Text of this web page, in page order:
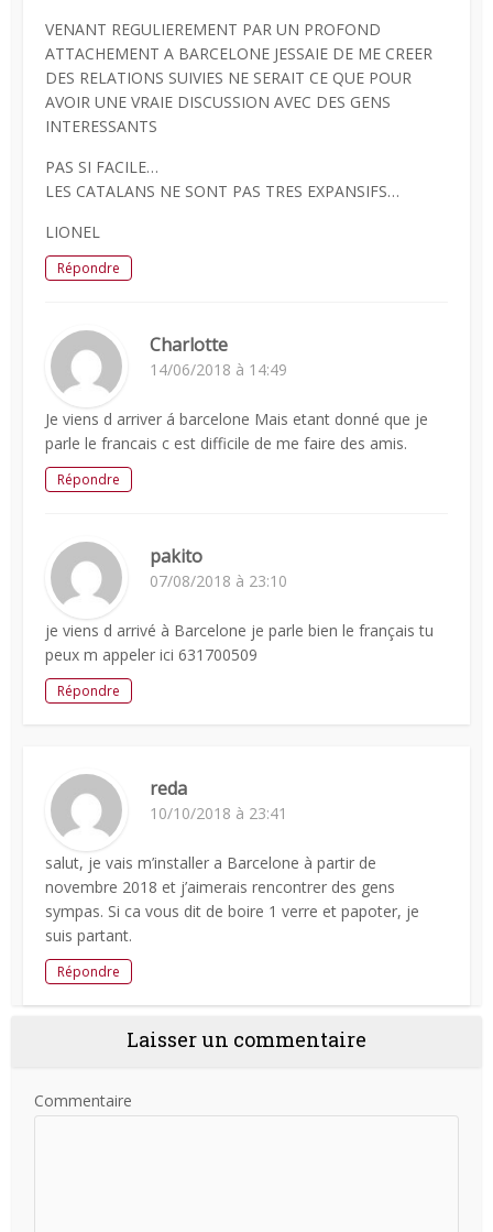
VENANT REGULIEREMENT PAR UN PROFOND
ATTACHEMENT A BARCELONE JESSAIE DE ME CREER
DES RELATIONS SUIVIES NE SERAIT CE QUE POUR
AVOIR UNE VRAIE DISCUSSION AVEC DES GENS
INTERESSANTS
PAS SI FACILE…
LES CATALANS NE SONT PAS TRES EXPANSIFS…
LIONEL
Répondre
Charlotte
14/06/2018 à 14:49
Je viens d arriver á barcelone Mais etant donné que je
parle le francais c est difficile de me faire des amis.
Répondre
pakito
07/08/2018 à 23:10
je viens d arrivé à Barcelone je parle bien le français tu
peux m appeler ici 631700509
Répondre
reda
10/10/2018 à 23:41
salut, je vais m’installer a Barcelone à partir de
novembre 2018 et j’aimerais rencontrer des gens
sympas. Si ca vous dit de boire 1 verre et papoter, je
suis partant.
Répondre
Laisser un commentaire
Commentaire